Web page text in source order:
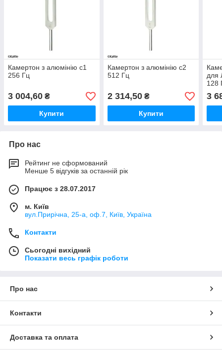
Камертон з алюмінію c1
256 Гц
3 004,60 ₴
Купити
Камертон з алюмінію c2
512 Гц
2 314,50₴
Купити
для
128
3
Про нас
Рейтинг не сформований
Менше 5 відгуків за останній рік
Працює з 28.07.2017
м. Київ
вул.Прирічна, 25-а, оф.7, Київ, Україна
Контакти
Сьогодні вихідний
Показати весь графік роботи
Про нас
Контакти
Доставка та оплата